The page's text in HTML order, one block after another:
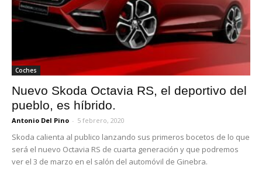
Coches
Nuevo Skoda Octavia RS, el deportivo del
pueblo, es híbrido.
Antonio Del Pino - 5 febrero, 2020
Skoda calienta al publico lanzando sus primeros bocetos de lo que
será el nuevo Octavia RS de cuarta generación y que podremos
ver el 3 de marzo en el salón del automóvil de Ginebra.